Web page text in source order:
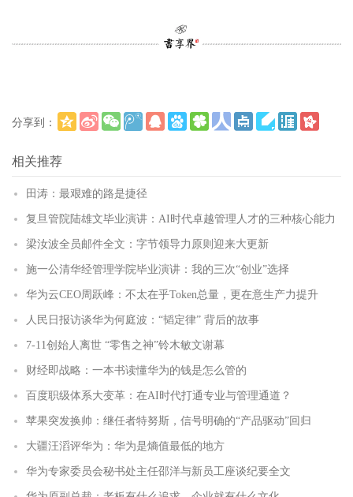
分享到：
相关推荐
田涛：最艰难的路是捷径
复旦管院陆雄文毕业演讲：AI时代卓越管理人才的三种核心能力
梁汝波全员邮件全文：字节领导力原则迎来大更新
施一公清华经管理学院毕业演讲：我的三次“创业”选择
华为云CEO周跃峰：不太在乎Token总量，更在意生产力提升
人民日报访谈华为何庭波：“韬定律” 背后的故事
7-11创始人离世 “零售之神”铃木敏文谢幕
财经即战略：一本书读懂华为的钱是怎么管的
百度职级体系大变革：在AI时代打通专业与管理通道？
苹果突发换帅：继任者特努斯，信号明确的“产品驱动”回归
大疆汪滔评华为：华为是熵值最低的地方
华为专家委员会秘书处主任邵洋与新员工座谈纪要全文